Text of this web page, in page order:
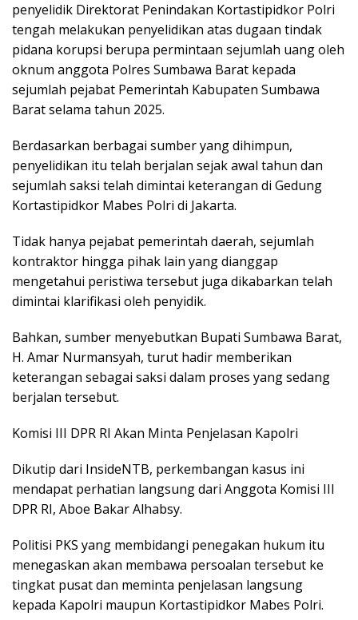
penyelidik Direktorat Penindakan Kortastipidkor Polri
tengah melakukan penyelidikan atas dugaan tindak
pidana korupsi berupa permintaan sejumlah uang oleh
oknum anggota Polres Sumbawa Barat kepada
sejumlah pejabat Pemerintah Kabupaten Sumbawa
Barat selama tahun 2025.
Berdasarkan berbagai sumber yang dihimpun,
penyelidikan itu telah berjalan sejak awal tahun dan
sejumlah saksi telah dimintai keterangan di Gedung
Kortastipidkor Mabes Polri di Jakarta.
Tidak hanya pejabat pemerintah daerah, sejumlah
kontraktor hingga pihak lain yang dianggap
mengetahui peristiwa tersebut juga dikabarkan telah
dimintai klarifikasi oleh penyidik.
Bahkan, sumber menyebutkan Bupati Sumbawa Barat,
H. Amar Nurmansyah, turut hadir memberikan
keterangan sebagai saksi dalam proses yang sedang
berjalan tersebut.
Komisi III DPR RI Akan Minta Penjelasan Kapolri
Dikutip dari InsideNTB, perkembangan kasus ini
mendapat perhatian langsung dari Anggota Komisi III
DPR RI, Aboe Bakar Alhabsy.
Politisi PKS yang membidangi penegakan hukum itu
menegaskan akan membawa persoalan tersebut ke
tingkat pusat dan meminta penjelasan langsung
kepada Kapolri maupun Kortastipidkor Mabes Polri.